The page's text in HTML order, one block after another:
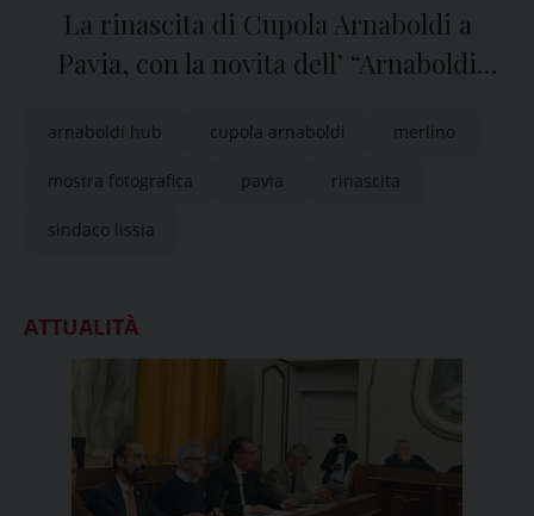
La rinascita di Cupola Arnaboldi a
Pavia, con la novita dell’ “Arnaboldi
arnaboldi hub cupola arnaboldi merlino
mostra fotografica pavia rinascita
sindaco lissia
ATTUALITÀ